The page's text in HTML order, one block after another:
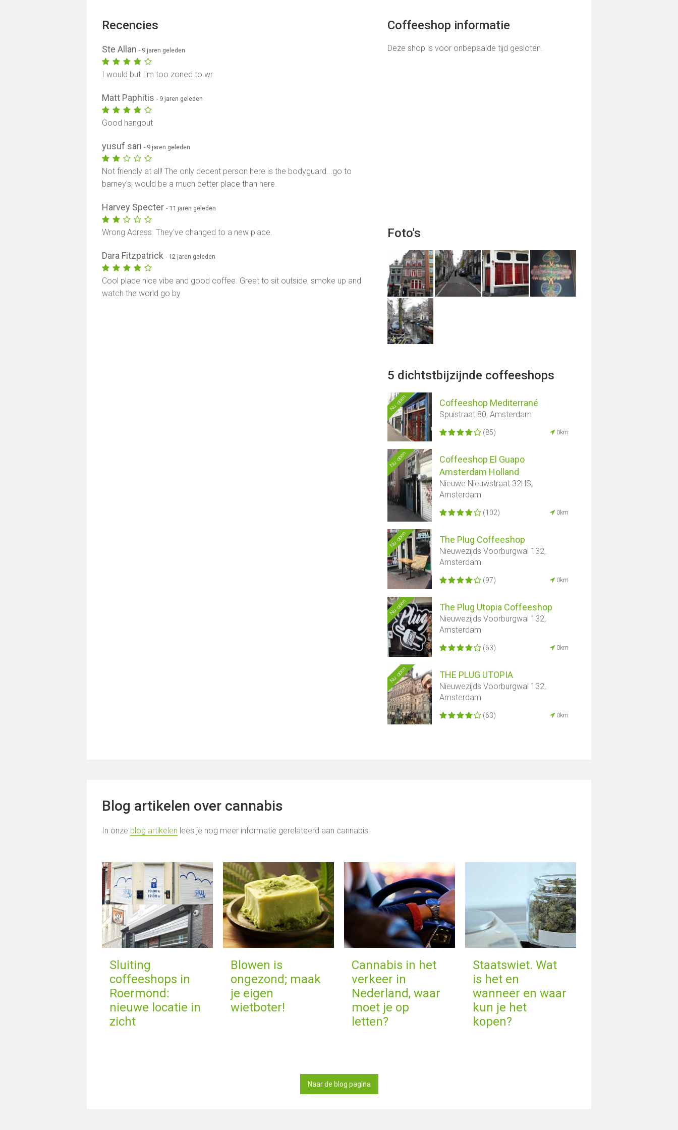
Coffeeshop informatie
Deze shop is voor onbepaalde tijd gesloten.
Foto's
5 dichtstbijzijnde coffeeshops
Nu open Coffeeshop Mediterrané
Spuistraat 80, Amsterdam
(85) 0km
Nu open
Coffeeshop El Guapo
Amsterdam Holland
Nieuwe Nieuwstraat 32HS,
Amsterdam
(102) 0km
Nu open The Plug Coffeeshop
Nieuwezijds Voorburgwal 132,
Amsterdam
(97) 0km
Nu open The Plug Utopia Coffeeshop
Nieuwezijds Voorburgwal 132,
Amsterdam
(63) 0km
Nu open THE PLUG UTOPIA
Nieuwezijds Voorburgwal 132,
Amsterdam
(63) 0km
Recencies
Ste Allan- 9 jaren geleden
I would but I'm too zoned to wr
Matt Paphitis- 9 jaren geleden
Good hangout
yusuf sari- 9 jaren geleden
Not friendly at all! The only decent person here is the bodyguard...go to
barney's; would be a much better place than here.
Harvey Specter- 11 jaren geleden
Wrong Adress. They've changed to a new place.
Dara Fitzpatrick- 12 jaren geleden
Cool place nice vibe and good coffee. Great to sit outside, smoke up and
watch the world go by
Blog artikelen over cannabis
In onze blog artikelen lees je nog meer informatie gerelateerd aan cannabis.
Sluiting
coffeeshops in
Roermond:
nieuwe locatie in
zicht
Blowen is
ongezond; maak
je eigen
wietboter!
Cannabis in het
verkeer in
Nederland, waar
moet je op
letten?
Staatswiet. Wat
is het en
wanneer en waar
kun je het
kopen?
Naar de blog pagina